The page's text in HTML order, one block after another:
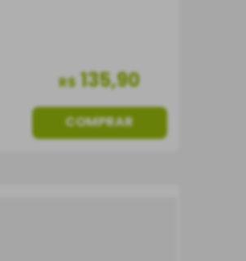
R$ 135,90
COMPRAR